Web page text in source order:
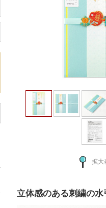
拡大
立体感のある刺繍の